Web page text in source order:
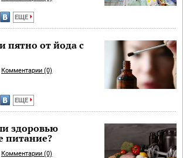
ЕЩЕ
пятно от йода с
Комментарии (0)
ЕЩЕ
здоровью
питание?
Комментарии (0)